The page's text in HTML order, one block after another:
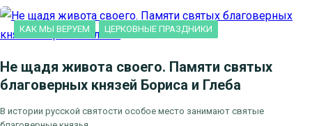
КАК МЫ ВЕРУЕМ ЦЕРКОВНЫЕ ПРАЗДНИКИ
Не щадя живота своего. Памяти святых
благоверных князей Бориса и Глеба
В истории русской святости особое место занимают святые